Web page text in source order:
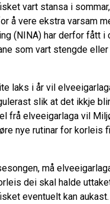
vart stansa i
å vere ekstra varsam
(NINA) har derfor fått
som vart stengde
laks i år vil
slik at det ikkje
frå elveeigarlaga vil
nye rutinar for korleis
må
dei skal halde
eventuelt kan